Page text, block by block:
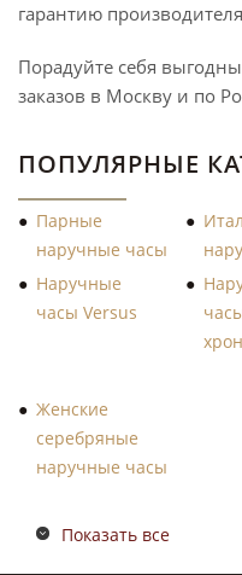
гарантию
Порадуйте себя
заказов в Москву и по
ПОПУЛЯРНЫЕ
Парные
наручные часы
Наручные
часы Versus
Женские
серебряные
наручные часы
Показать все